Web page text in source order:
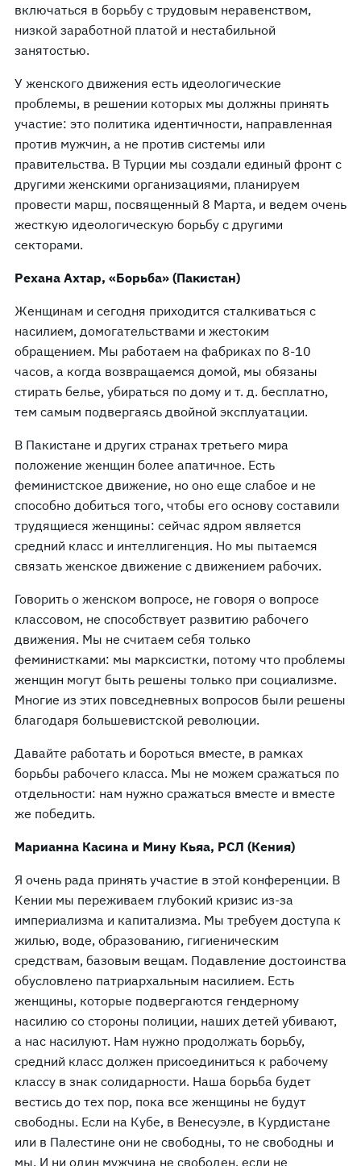
включаться в борьбу с трудовым неравенством,
низкой заработной платой и нестабильной
занятостью.
У женского движения есть идеологические
проблемы, в решении которых мы должны принять
участие: это политика идентичности, направленная
против мужчин, а не против системы или
правительства. В Турции мы создали единый фронт с
другими женскими организациями, планируем
провести марш, посвященный 8 Марта, и ведем очень
жесткую идеологическую борьбу с другими
секторами.
Рехана Ахтар, «Борьба» (Пакистан)
Женщинам и сегодня приходится сталкиваться с
насилием, домогательствами и жестоким
обращением. Мы работаем на фабриках по 8-10
часов, а когда возвращаемся домой, мы обязаны
стирать белье, убираться по дому и т. д. бесплатно,
тем самым подвергаясь двойной эксплуатации.
В Пакистане и других странах третьего мира
положение женщин более апатичное. Есть
феминистское движение, но оно еще слабое и не
способно добиться того, чтобы его основу составили
трудящиеся женщины: сейчас ядром является
средний класс и интеллигенция. Но мы пытаемся
связать женское движение с движением рабочих.
Говорить о женском вопросе, не говоря о вопросе
классовом, не способствует развитию рабочего
движения. Мы не считаем себя только
феминистками: мы марксистки, потому что проблемы
женщин могут быть решены только при социализме.
Многие из этих повседневных вопросов были решены
благодаря большевистской революции.
Давайте работать и бороться вместе, в рамках
борьбы рабочего класса. Мы не можем сражаться по
отдельности: нам нужно сражаться вместе и вместе
же победить.
Марианна Касина и Мину Кьяа, РСЛ (Кения)
Я очень рада принять участие в этой конференции. В
Кении мы переживаем глубокий кризис из-за
империализма и капитализма. Мы требуем доступа к
жилью, воде, образованию, гигиеническим
средствам, базовым вещам. Подавление достоинства
обусловлено патриархальным насилием. Есть
женщины, которые подвергаются гендерному
насилию со стороны полиции, наших детей убивают,
а нас насилуют. Нам нужно продолжать борьбу,
средний класс должен присоединиться к рабочему
классу в знак солидарности. Наша борьба будет
вестись до тех пор, пока все женщины не будут
свободны. Если на Кубе, в Венесуэле, в Курдистане
или в Палестине они не свободны, то не свободны и
мы. И ни один мужчина не свободен, если не